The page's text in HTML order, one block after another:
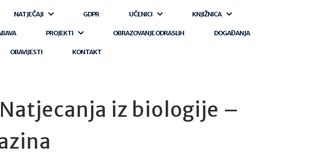
NATJEČAJI GDPR UČENICI KNJIŽNICA
PROJEKTI OBRAZOVANJE ODRASLIH DOGAĐANJA
OBAVIJESTI KONTAKT
iz biologije –